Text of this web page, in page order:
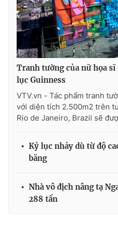
THỜI BÁO VTV
Theo dõi báo trên
Cơ quan báo chí:Thời báo VTV
Giấy phép hoạt động báo in và
cấp ngày 29/12/2023
Phó Tổng Biên tập:
Nguyễn Thị
Nguyễn Trọng Ninh
Tranh tường của nữ họa
lục Guinness
VTV.vn - Tác phẩm tranh
với diện tích 2.500m2 trên
Rio de Janeiro, Brazil sẽ
Kỷ lục nhảy dù từ độ
băng
Nhà vô địch nâng tạ
288 tấn